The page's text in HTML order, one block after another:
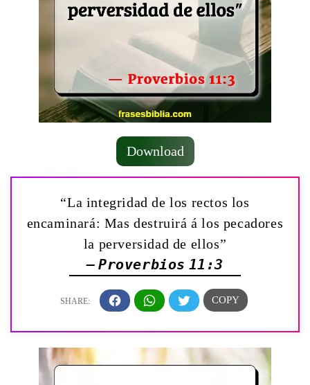
Download
“La integridad de los rectos los
encaminará: Mas destruirá á los pecadores
la perversidad de ellos”
— Proverbios 11:3